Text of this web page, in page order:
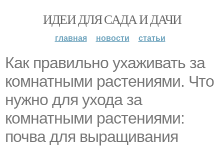
ИДЕИ ДЛЯ САДА И ДАЧИ
главная новости статьи
Как правильно ухаживать за
комнатными растениями. Что
нужно для ухода за
комнатными растениями:
почва для выращивания